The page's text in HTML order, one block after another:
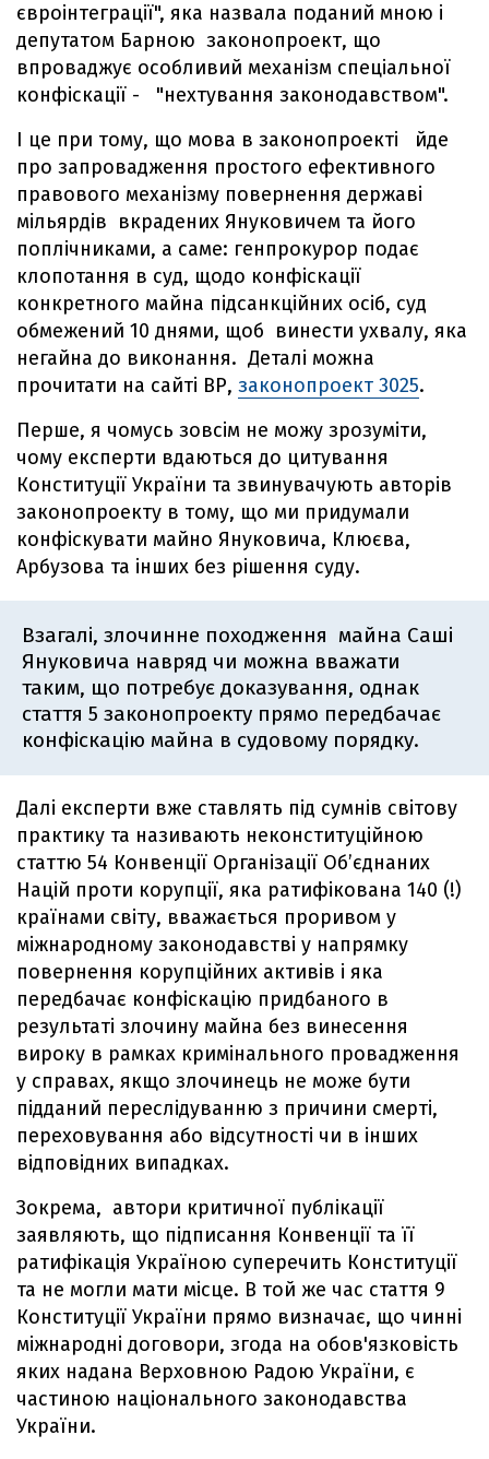
євроінтеграції", яка назвала поданий мною і
депутатом Барною законопроект, що
впроваджує особливий механізм спеціальної
конфіскації - "нехтування законодавством".
І це при тому, що мова в законопроекті йде
про запровадження простого ефективного
правового механізму повернення державі
мільярдів вкрадених Януковичем та його
поплічниками, а саме: генпрокурор подає
клопотання в суд, щодо конфіскації
конкретного майна підсанкційних осіб, суд
обмежений 10 днями, щоб винести ухвалу, яка
негайна до виконання. Деталі можна
прочитати на сайті ВР, законопроект 3025.
Перше, я чомусь зовсім не можу зрозуміти,
чому експерти вдаються до цитування
Конституції України та звинувачують авторів
законопроекту в тому, що ми придумали
конфіскувати майно Януковича, Клюєва,
Арбузова та інших без рішення суду.
Взагалі, злочинне походження майна Саші
Януковича навряд чи можна вважати
таким, що потребує доказування, однак
стаття 5 законопроекту прямо передбачає
конфіскацію майна в судовому порядку.
Далі експерти вже ставлять під сумнів світову
практику та називають неконституційною
статтю 54 Конвенції Організації Об’єднаних
Націй проти корупції, яка ратифікована 140 (!)
країнами світу, вважається проривом у
міжнародному законодавстві у напрямку
повернення корупційних активів і яка
передбачає конфіскацію придбаного в
результаті злочину майна без винесення
вироку в рамках кримінального провадження
у справах, якщо злочинець не може бути
підданий переслідуванню з причини смерті,
переховування або відсутності чи в інших
відповідних випадках.
Зокрема, автори критичної публікації
заявляють, що підписання Конвенції та її
ратифікація Україною суперечить Конституції
та не могли мати місце. В той же час стаття 9
Конституції України прямо визначає, що чинні
міжнародні договори, згода на обов'язковість
яких надана Верховною Радою України, є
частиною національного законодавства
України.